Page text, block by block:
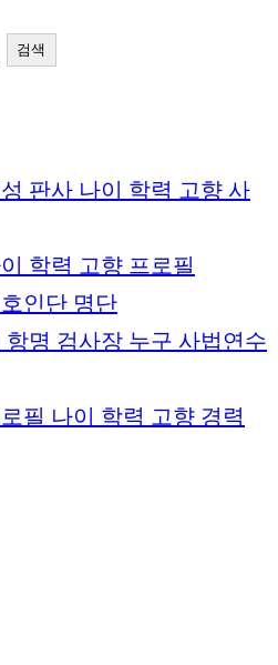
검색
판사 나이 학력 고향 사
학력 고향 프로필
인단 명단
명 검사장 누구 사법연수
필 나이 학력 고향 경력